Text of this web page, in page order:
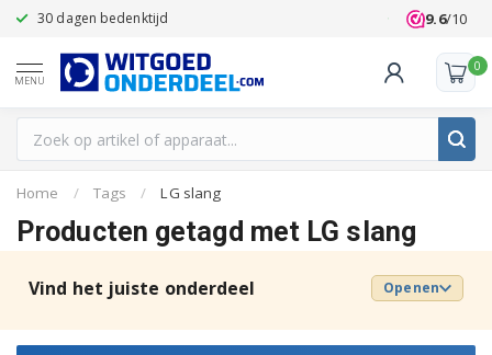
30 dagen bedenktijd Klanten
9.6/10
MENU
0
Home / Tags / LG slang
Producten getagd met LG slang
Vind het juiste onderdeel Openen